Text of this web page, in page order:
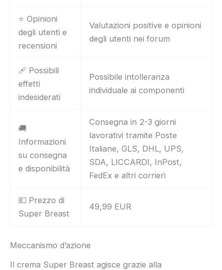
⭐ Opinioni
degli utenti e
recensioni
Valutazioni positive e opinioni
degli utenti nei forum
🩹 Possibili
effetti
indesiderati
Possibile intolleranza
individuale ai componenti
🚚
Informazioni
su consegna
e disponibilità
Consegna in 2-3 giorni
lavorativi tramite Poste
Italiane, GLS, DHL, UPS,
SDA, LICCARDI, InPost,
FedEx e altri corrieri
💶 Prezzo di
Super Breast
49,99 EUR
Meccanismo d’azione
Il crema Super Breast agisce grazie alla